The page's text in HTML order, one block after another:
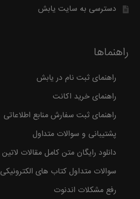
دسترسی به سایت یابش
راهنماها
راهنمای ثبت نام در یابش
راهنمای خرید اکانت
راهنمای ثبت سفارش منابع اطلاعاتی
پشتیبانی و سوالات متداول
دانلود رایگان متن کامل مقالات لاتین
سوالات متداول کتاب های الکترونیکی
رفع مشکلات اندنوت